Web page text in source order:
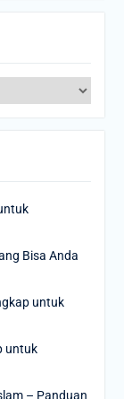
Bisa Anda
untuk
untuk
– Panduan